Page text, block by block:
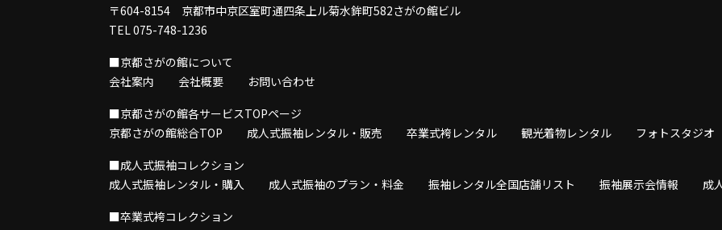
〒604-8154 京都市中京区室町通四条上ル菊水鉾町582さがの館ビル
TEL 075-748-1236
■京都さがの館について
会社案内
会社概要
お問い合わせ
■京都さがの館各サービスTOPページ
京都さがの館総合TOP
成人式振袖レンタル・販売 卒業式袴レンタル 観光着物レンタル フォトスタジオ
■成人式振袖コレクション
成人式振袖レンタル・購入
成人式振袖のプラン・料金 振袖レンタル全国店舗リスト 振袖展示会情報
成
■卒業式袴コレクション